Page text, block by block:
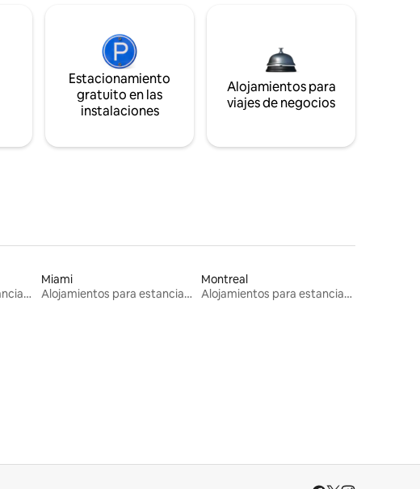
Estacionamiento
gratuito en las
instalaciones
Alojamientos para
viajes de negocios
Alojamientos para estancias largas
Miami
Alojamientos para estancias largas
Montreal
Alojamientos para estancias largas